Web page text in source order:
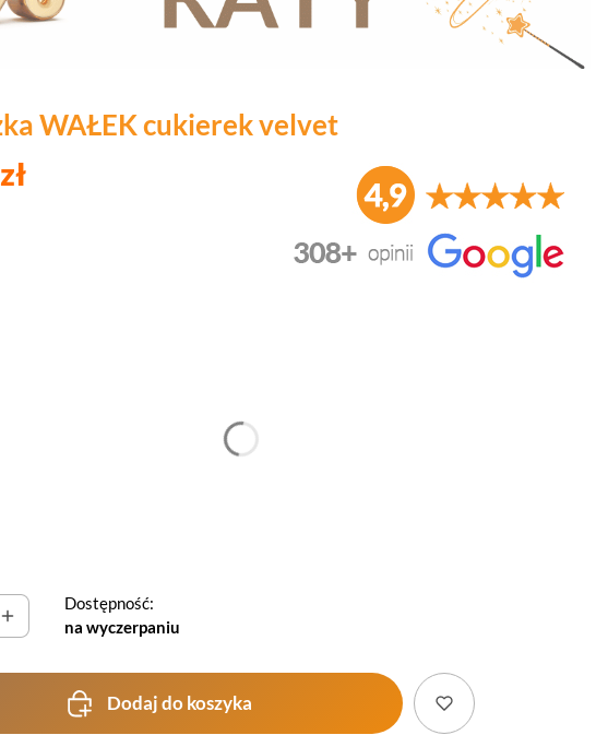
WAŁEK cukierek velvet
Dostępność:
na wyczerpaniu
Dodaj do koszyka